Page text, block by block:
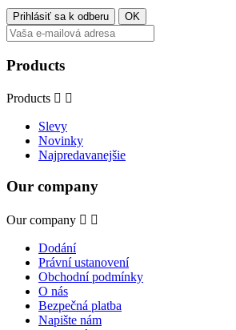
Products
Products  
Slevy
Novinky
Najpredavanejšie
Our company
Our company  
Dodání
Právní ustanovení
Obchodní podmínky
O nás
Bezpečná platba
Napište nám